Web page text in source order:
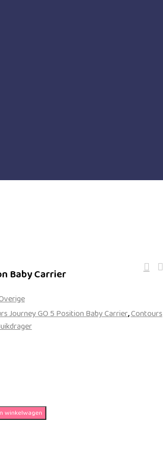
Baby Carrier
Journey GO 5 Position Baby Carrier,Contours
winkelwagen